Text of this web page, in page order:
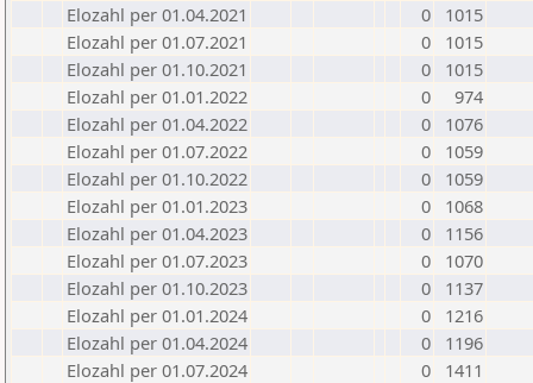
Elozahl per 01.04.2021
0
1015
Elozahl per 01.07.2021
0
1015
Elozahl per 01.10.2021
0
1015
Elozahl per 01.01.2022
0
974
Elozahl per 01.04.2022
0
1076
Elozahl per 01.07.2022
0
1059
Elozahl per 01.10.2022
0
1059
Elozahl per 01.01.2023
0
1068
Elozahl per 01.04.2023
0
1156
Elozahl per 01.07.2023
0
1070
Elozahl per 01.10.2023
0
1137
Elozahl per 01.01.2024
0
1216
Elozahl per 01.04.2024
0
1196
Elozahl per 01.07.2024
0
1411